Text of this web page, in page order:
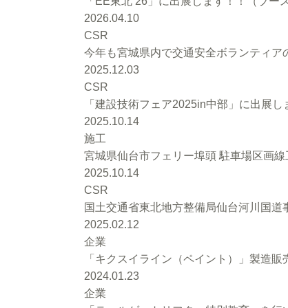
2026.04.10
CSR
今年も宮城県内で交通安全ボランティア
2025.12.03
CSR
「建設技術フェア2025in中部」に出展
2025.10.14
施工
宮城県仙台市フェリー埠頭 駐車場区画線
2025.10.14
CSR
国土交通省東北地方整備局仙台河川国道
2025.02.12
企業
「キクスイライン（ペイント）」製造
2024.01.23
企業